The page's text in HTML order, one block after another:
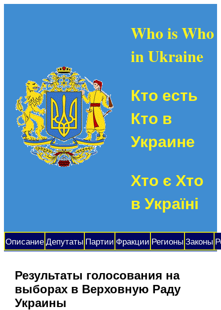
Who is Who
in Ukraine
Кто есть
Кто в
Украине
Хто є Хто
в Україні
Описание Депутаты Партии Фракции Регионы Законы
Результаты голосования на
выборах в Верховную Раду
Украины